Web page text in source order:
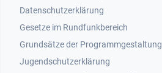
Datenschutzerklärung
Gesetze im Rundfunkbereich
Grundsätze der Programmgestaltung
Jugendschutzerklärung